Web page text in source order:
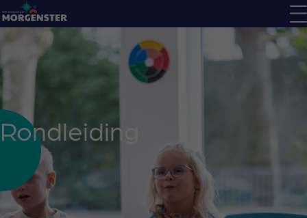
Rondleiding